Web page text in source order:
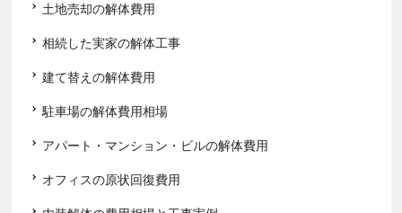
土地売却の解体費用
相続した実家の解体工事
建て替えの解体費用
駐車場の解体費用相場
アパート・マンション・ビルの解体費用
オフィスの原状回復費用